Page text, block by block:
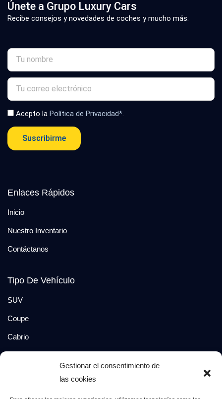
Gestionar el consentimiento de
las cookies
Únete a Grupo Luxury Cars
Recibe consejos y novedades de coches y mucho más.
Acepto la Política de Privacidad*
Suscribirme
Enlaces Rápidos
Inicio
Nuestro Inventario
Contáctanos
Tipo De Vehículo
SUV
Coupe
Cabrio